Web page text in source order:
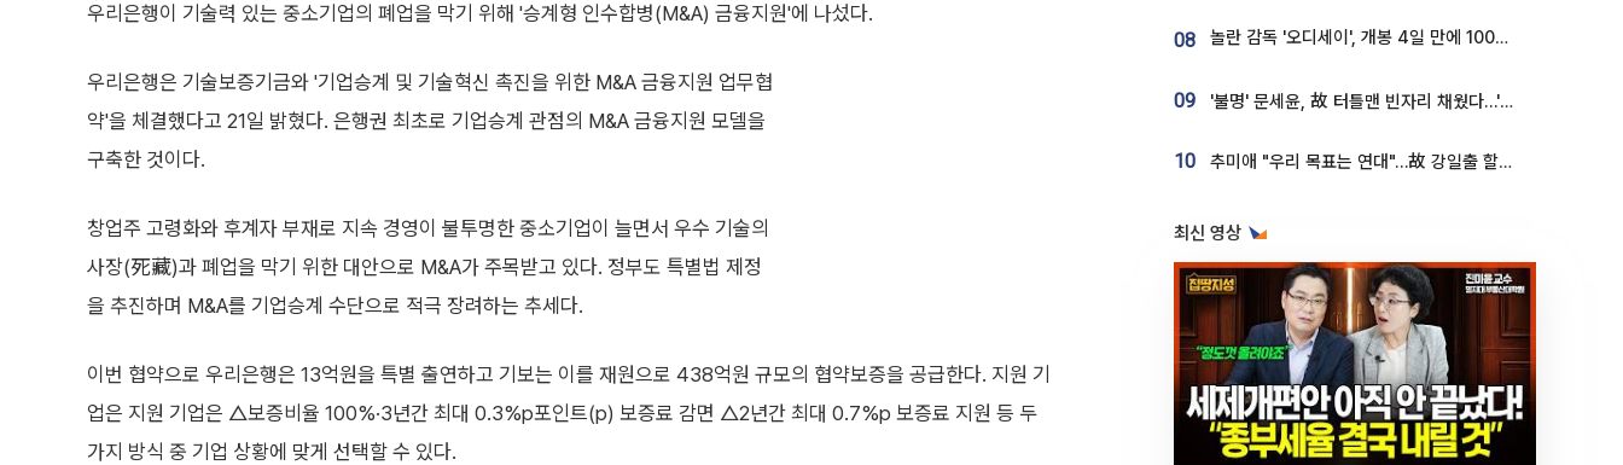
우리은행이 기술력 있는 중소기업의 폐업을 막기 위해 '승계형 인수합병(M&A) 금융지원'에 나섰다.
우리은행은 기술보증기금와 '기업승계 및 기술혁신 촉진을 위한 M&A 금융지원 업무협
약'을 체결했다고 21일 밝혔다. 은행권 최초로 기업승계 관점의 M&A 금융지원 모델을
구축한 것이다.
창업주 고령화와 후계자 부재로 지속 경영이 불투명한 중소기업이 늘면서 우수 기술의
사장(死藏)과 폐업을 막기 위한 대안으로 M&A가 주목받고 있다. 정부도 특별법 제정
을 추진하며 M&A를 기업승계 수단으로 적극 장려하는 추세다.
이번 협약으로 우리은행은 13억원을 특별 출연하고 기보는 이를 재원으로 438억원 규모의 협약보증을 공급한다. 지원 기
업은 지원 기업은 △보증비율 100%·3년간 최대 0.3%p포인트(p) 보증료 감면 △2년간 최대 0.7%p 보증료 지원 등 두
가지 방식 중 기업 상황에 맞게 선택할 수 있다.
08 놀란 감독 '오디세이', 개봉 4일 만에 100만 돌파⋯'왕사남' 보다 빠르다
09 '불명' 문세윤, 故 터틀맨 빈자리 채웠다…'거북이' 눈물의 최종 우승
10 추미애 "우리 목표는 연대"…故 강일출 할머니 흉상 제막
최신 영상